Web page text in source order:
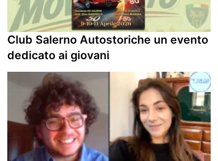
Club Salerno Autostoriche un evento
dedicato ai giovani